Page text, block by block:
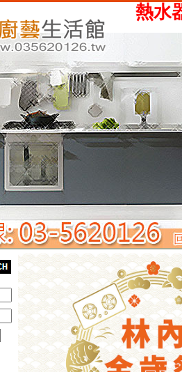
熱水器、瓦斯爐